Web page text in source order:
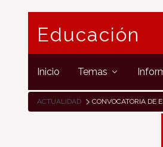
Educación
Inicio Temas
ACTUALIDAD CONVOCATORIA DE ESTANCIAS PROFESIONALES PARA DOCENTES: